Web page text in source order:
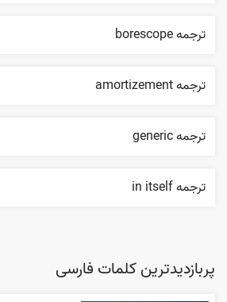
ترجمه borescope
ترجمه amortizement
ترجمه generic
ترجمه in itself
پربازدیدترین کلمات فارسی